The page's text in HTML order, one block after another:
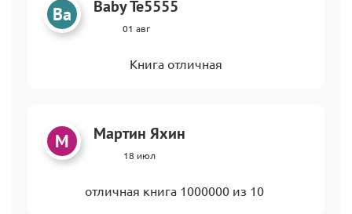
Ba Baby Te5555
01 авг
Книга отличная
М Мартин Яхин
18 июл
отличная книга 1000000 из 10